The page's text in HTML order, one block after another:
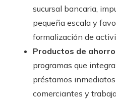
sucursal bancaria,
pequeña escala y
formalización de
Productos de
programas que
préstamos
comerciantes y